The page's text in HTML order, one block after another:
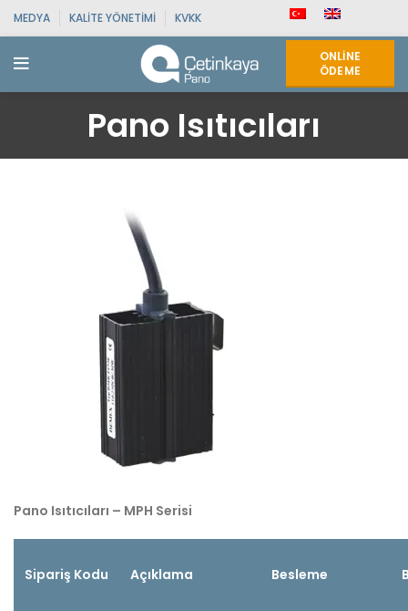
MEDYA KALITE YÖNETIMI KVKK
ONLINE
ÖDEME
Pano Isıtıcıları
Pano Isıtıcıları – MPH Serisi
Sipariş Kodu Açıklama Besleme